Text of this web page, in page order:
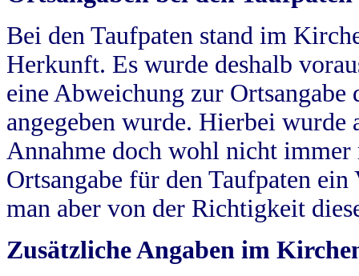
Bei den Taufpaten stand im
Herkunft. Es wurde deshalb
eine Abweichung zur
angegeben wurde. Hierbei wurde
Annahme doch wohl nicht
Ortsangabe für den Taufpaten
man aber von der Richtigkeit
Zusätzliche Angaben im